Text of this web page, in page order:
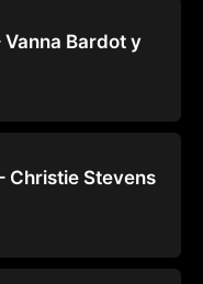
Bardot y
Christie Stevens